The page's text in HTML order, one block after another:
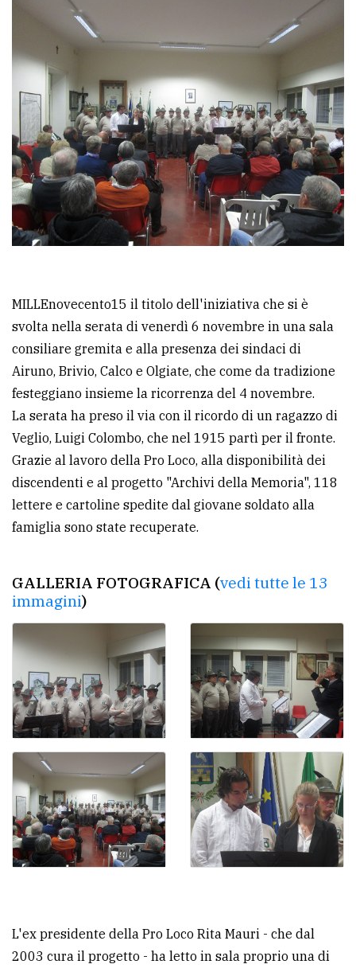
LE
ALTRE
TESTATE
PRIVACY
policy
Cookie
policy
MILLEnovecento15 il titolo dell'iniziativa che si è
svolta nella serata di venerdì 6 novembre in una sala
consiliare gremita e alla presenza dei sindaci di
Airuno, Brivio, Calco e Olgiate, che come da tradizione
festeggiano insieme la ricorrenza del 4 novembre.
La serata ha preso il via con il ricordo di un ragazzo di
Veglio, Luigi Colombo, che nel 1915 partì per il fronte.
Grazie al lavoro della Pro Loco, alla disponibilità dei
discendenti e al progetto "Archivi della Memoria", 118
lettere e cartoline spedite dal giovane soldato alla
famiglia sono state recuperate.
GALLERIA FOTOGRAFICA (vedi tutte le 13
immagini)
L'ex presidente della Pro Loco Rita Mauri - che dal
2003 cura il progetto - ha letto in sala proprio una di